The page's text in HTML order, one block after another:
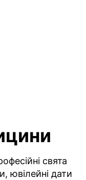
свята
ювілейні дати